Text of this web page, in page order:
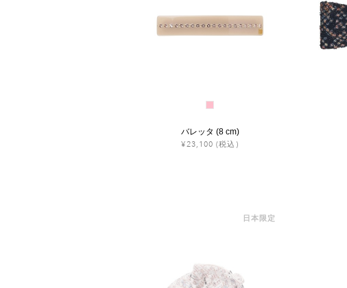
バレッタ (8 cm)
¥23,100 (税込)
日本限定